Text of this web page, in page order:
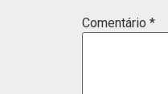
Comentário *